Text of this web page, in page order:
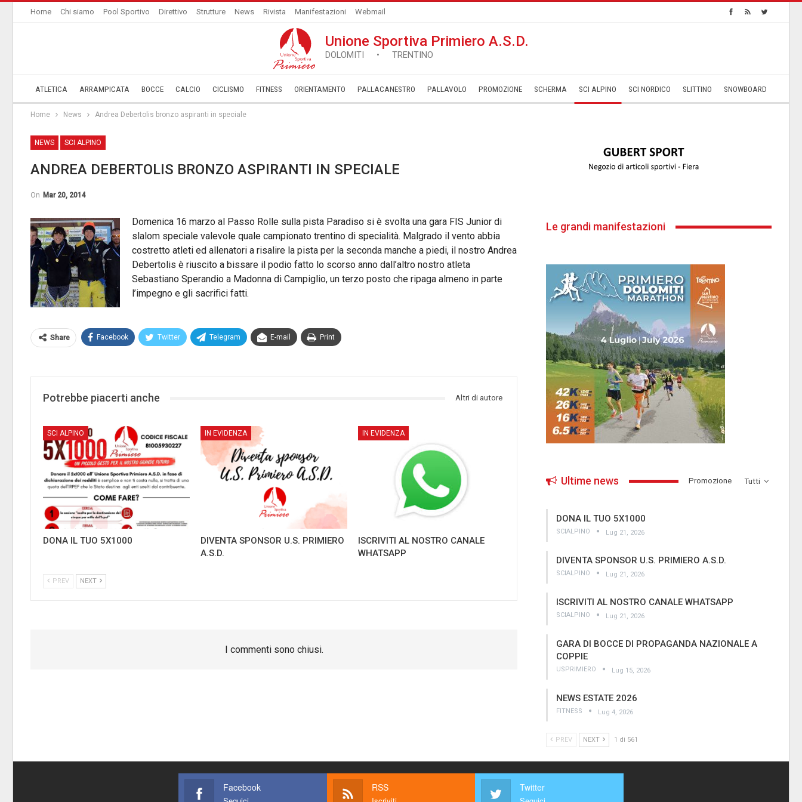
Home Chi siamo Pool Sportivo Direttivo Strutture News Rivista Manifestazioni Webmail
Unione Sportiva Primiero A.S.D.
DOLOMITI • TRENTINO
ATLETICA ARRAMPICATA BOCCE CALCIO CICLISMO FITNESS ORIENTAMENTO PALLACANESTRO PALLAVOLO ­PROMOZIONE SCHERMA SCI ALPINO SCI NORDICO SLITTINO SNOWBOARD
Home News Andrea Debertolis bronzo aspiranti in speciale
NEWS SCI ALPINO
ANDREA DEBERTOLIS BRONZO ASPIRANTI IN SPECIALE
On Mar 20, 2014
Domenica 16 marzo al Passo Rolle sulla pista Paradiso si è svolta una gara FIS Junior di
slalom speciale valevole quale campionato trentino di specialità. Malgrado il vento abbia
costretto atleti ed allenatori a risalire la pista per la seconda manche a piedi, il nostro Andrea
Debertolis è riuscito a bissare il podio fatto lo scorso anno dall’altro nostro atleta
Sebastiano Sperandio a Madonna di Campiglio, un terzo posto che ripaga almeno in parte
l’impegno e gli sacrifici fatti.
Share Facebook Twitter Telegram E-mail Print
Potrebbe piacerti anche Altri di autore
SCI ALPINO
DONA IL TUO 5X1000
IN EVIDENZA
DIVENTA SPONSOR U.S. PRIMIERO
A.S.D.
IN EVIDENZA
ISCRIVITI AL NOSTRO CANALE
WHATSAPP
PREV NEXT
I commenti sono chiusi.
Le grandi manifestazioni
Tutti
Ultime news ­Promozione
DONA IL TUO 5X1000
SCIALPINO Lug 21, 2026
DIVENTA SPONSOR U.S. PRIMIERO A.S.D.
SCIALPINO Lug 21, 2026
ISCRIVITI AL NOSTRO CANALE WHATSAPP
SCIALPINO Lug 21, 2026
GARA DI BOCCE DI PROPAGANDA NAZIONALE A
COPPIE
USPRIMIERO Lug 15, 2026
NEWS ESTATE 2026
FITNESS Lug 4, 2026
PREV NEXT 1 di 561
Facebook RSS Twitter